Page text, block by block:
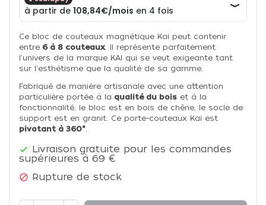
Ce bloc de couteaux magnétique Kai peut contenir
entre 6 à 8 couteaux . Il représente parfaitement
l'univers de la marque KAI qui se veut exigeante tant
sur l'esthétisme que la qualité de sa gamme.
Fabriqué de manière artisanale avec une attention
particulière portée à la qualité du bois et à la
fonctionnalité, le bloc est en bois de chêne, le socle de
support est en granit. Ce porte-couteaux Kai est
pivotant à 360°
 Livraison gratuite pour les commandes
supérieures à 69 €
 Rupture de stock